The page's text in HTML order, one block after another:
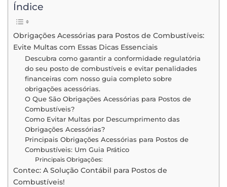
Índice
Obrigações Acessórias para Postos de Combustíveis:
Evite Multas com Essas Dicas Essenciais
Descubra como garantir a conformidade regulatória
do seu posto de combustíveis e evitar penalidades
financeiras com nosso guia completo sobre
obrigações acessórias.
O Que São Obrigações Acessórias para Postos de
Combustíveis?
Como Evitar Multas por Descumprimento das
Obrigações Acessórias?
Principais Obrigações Acessórias para Postos de
Combustíveis: Um Guia Prático
Principais Obrigações:
Contec: A Solução Contábil para Postos de
Combustíveis!